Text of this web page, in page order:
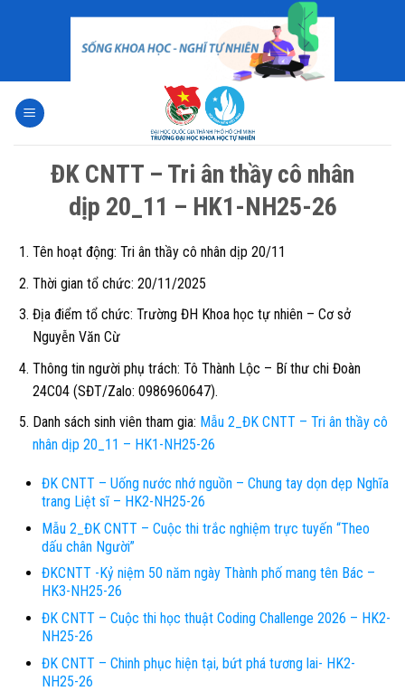
ĐK CNTT – Tri ân thầy cô nhân
dịp 20_11 – HK1-NH25-26
Tên hoạt động: Tri ân thầy cô nhân dịp 20/11
Thời gian tổ chức: 20/11/2025
Địa điểm tổ chức: Trường ĐH Khoa học tự nhiên – Cơ sở
Nguyễn Văn Cừ
Thông tin người phụ trách: Tô Thành Lộc – Bí thư chi Đoàn
24C04 (SĐT/Zalo: 0986960647).
Danh sách sinh viên tham gia: Mẫu 2_ĐK CNTT – Tri ân thầy cô
nhân dịp 20_11 – HK1-NH25-26
ĐK CNTT – Uống nước nhớ nguồn – Chung tay dọn dẹp Nghĩa
trang Liệt sĩ – HK2-NH25-26
Mẫu 2_ĐK CNTT – Cuộc thi trắc nghiệm trực tuyến “Theo
dấu chân Người”
ĐKCNTT -Kỷ niệm 50 năm ngày Thành phố mang tên Bác –
HK3-NH25-26
ĐK CNTT – Cuộc thi học thuật Coding Challenge 2026 – HK2-
NH25-26
ĐK CNTT – Chinh phục hiện tại, bứt phá tương lai- HK2-
NH25-26